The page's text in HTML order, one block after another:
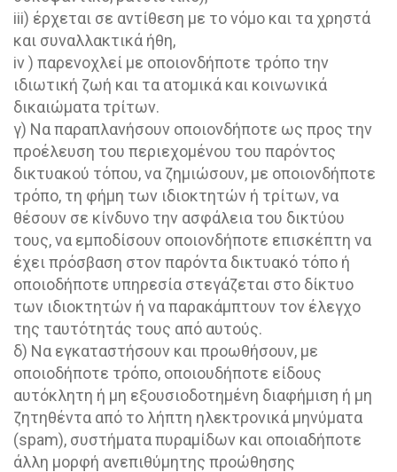
iii) έρχεται σε αντίθεση με το νόμο και τα χρηστά
και συναλλακτικά ήθη,
iv ) παρενοχλεί με οποιονδήποτε τρόπο την
ιδιωτική ζωή και τα ατομικά και κοινωνικά
δικαιώματα τρίτων.
γ) Να παραπλανήσουν οποιονδήποτε ως προς την
προέλευση του περιεχομένου του παρόντος
δικτυακού τόπου, να ζημιώσουν, με οποιονδήποτε
τρόπο, τη φήμη των ιδιοκτητών ή τρίτων, να
θέσουν σε κίνδυνο την ασφάλεια του δικτύου
τους, να εμποδίσουν οποιονδήποτε επισκέπτη να
έχει πρόσβαση στον παρόντα δικτυακό τόπο ή
οποιοδήποτε υπηρεσία στεγάζεται στο δίκτυο
των ιδιοκτητών ή να παρακάμπτουν τον έλεγχο
της ταυτότητάς τους από αυτούς.
δ) Να εγκαταστήσουν και προωθήσουν, με
οποιοδήποτε τρόπο, οποιουδήποτε είδους
αυτόκλητη ή μη εξουσιοδοτημένη διαφήμιση ή μη
ζητηθέντα από το λήπτη ηλεκτρονικά μηνύματα
(spam), συστήματα πυραμίδων και οποιαδήποτε
άλλη μορφή ανεπιθύμητης προώθησης